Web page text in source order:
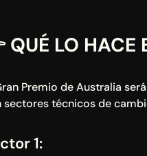
QUÉ LO HACE
Premio de Australia
sectores técnicos de
1: